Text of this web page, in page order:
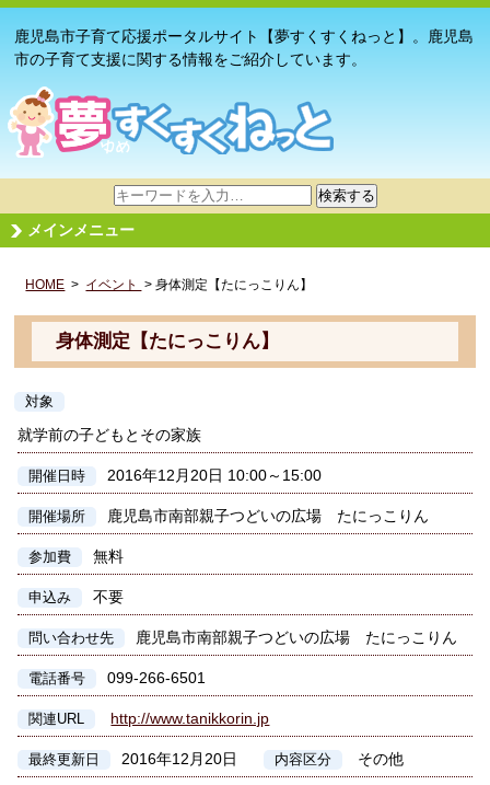
鹿児島市子育て応援ポータルサイト【夢すくすくねっと】。鹿児島
市の子育て支援に関する情報をご紹介しています。
サ
イ
ト
検
検索する
メインメニュー
HOME > イベント > 身体測定【たにっこりん】
身体測定【たにっこりん】
対象
就学前の子どもとその家族
開催日時 2016年12月20日 10:00～15:00
開催場所 鹿児島市南部親子つどいの広場 たにっこりん
参加費 無料
申込み 不要
問い合わせ先 鹿児島市南部親子つどいの広場 たにっこりん
電話番号 099-266-6501
関連URL http://www.tanikkorin.jp
最終更新日 2016年12月20日 内容区分 その他